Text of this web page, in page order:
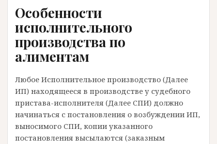
Особенности
исполнительного
производства по
алиментам
Любое Исполнительное производство (Далее
ИП) находящееся в производстве у судебного
пристава-исполнителя (Далее СПИ) должно
начинаться с постановления о возбуждении ИП,
выносимого СПИ, копии указанного
постановления высылаются (заказным